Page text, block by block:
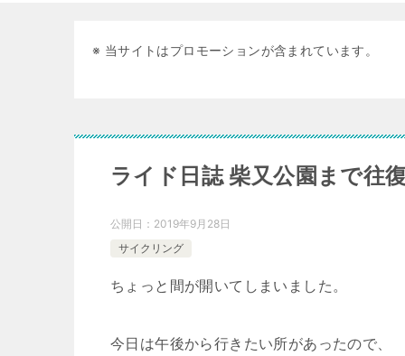
※ 当サイトはプロモーションが含まれています。
ライド日誌 柴又公園まで往
公開日： 2019年9月28日
サイクリング
ちょっと間が開いてしまいました。
今日は午後から行きたい所があったので、